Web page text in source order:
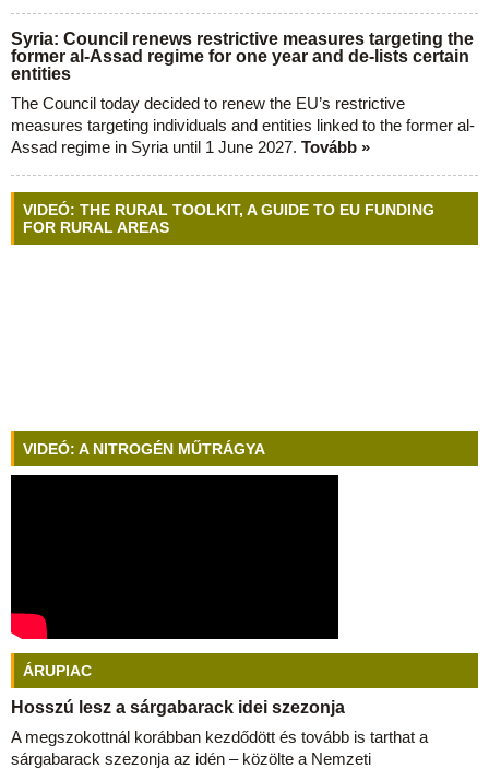
Syria: Council renews restrictive measures targeting the
former al-Assad regime for one year and de-lists certain
entities
The Council today decided to renew the EU’s restrictive
measures targeting individuals and entities linked to the former al-
Assad regime in Syria until 1 June 2027. Tovább »
VIDEÓ: THE RURAL TOOLKIT, A GUIDE TO EU FUNDING
FOR RURAL AREAS
VIDEÓ: A NITROGÉN MŰTRÁGYA
ÁRUPIAC
Hosszú lesz a sárgabarack idei szezonja
A megszokottnál korábban kezdődött és tovább is tarthat a
sárgabarack szezonja az idén – közölte a Nemzeti